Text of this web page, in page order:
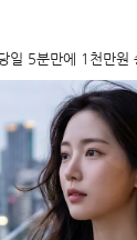
일 5분만에 1천만원